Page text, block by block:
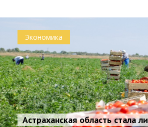
Экономика
Астраханская область стала